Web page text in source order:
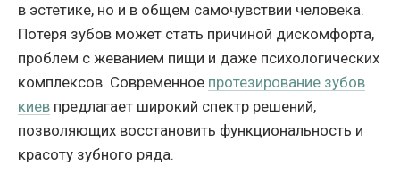
в эстетике, но и в общем самочувствии человека.
Потеря зубов может стать причиной дискомфорта,
проблем с жеванием пищи и даже психологических
комплексов. Современное протезирование зубов
киев предлагает широкий спектр решений,
позволяющих восстановить функциональность и
красоту зубного ряда.